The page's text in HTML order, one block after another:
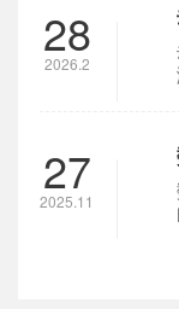
28
2026.2
27
2025.11